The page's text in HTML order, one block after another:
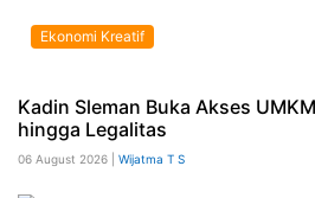
Ekonomi Kreatif
Kadin Sleman Buka Akses
hingga Legalitas
06 August 2026 | Wijatma T S